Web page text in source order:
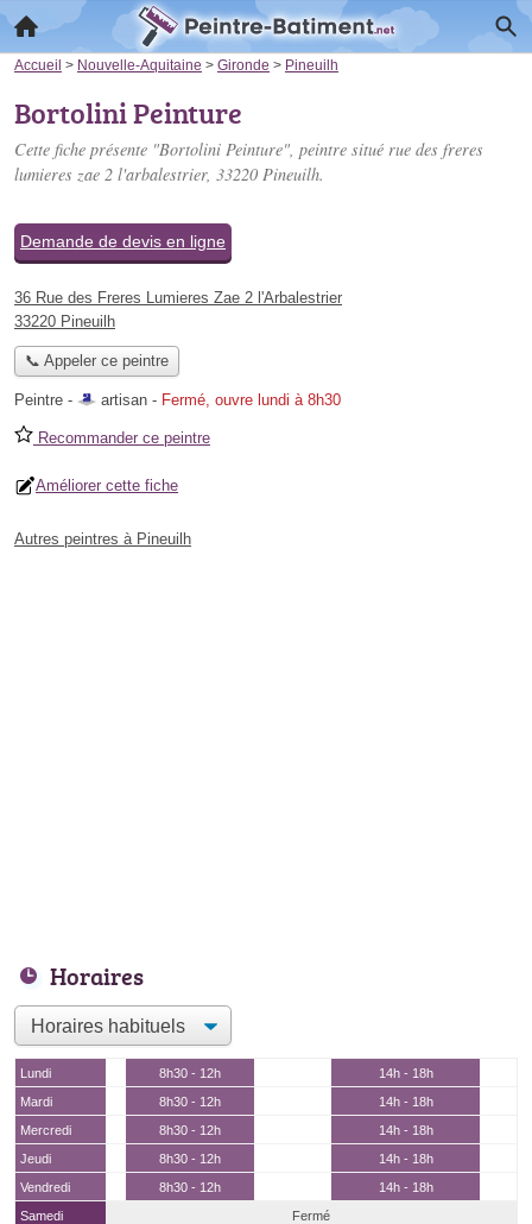
Accueil > Nouvelle-Aquitaine > Gironde > Pineuilh
Bortolini Peinture
Cette fiche présente "Bortolini Peinture", peintre situé rue des freres
lumieres zae 2 l'arbalestrier, 33220 Pineuilh.
Demande de devis en ligne
36 Rue des Freres Lumieres Zae 2 l'Arbalestrier
33220 Pineuilh
📞 Appeler ce peintre
Peintre - artisan - Fermé, ouvre lundi à 8h30
Recommander ce peintre
Améliorer cette fiche
Autres peintres à Pineuilh
Horaires
Lundi 8h30 - 12h
14h - 18h
Mardi
8h30 - 12h
14h - 18h
Mercredi
8h30 - 12h
14h - 18h
Jeudi
8h30 - 12h
14h - 18h
Vendredi
8h30 - 12h
14h - 18h
Samedi
Fermé